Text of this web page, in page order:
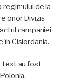
de la
onor Divizia
campaniei
în Cisiordania.
text au fost